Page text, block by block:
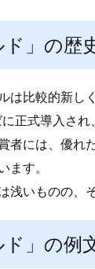
ド」の歴
は比較的新し
正式導入さ
者には、優れ
ます。
浅いものの、
ド」の例